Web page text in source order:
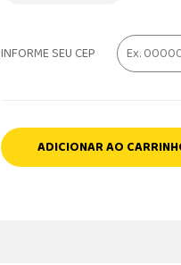
INFORME SEU CEP
ADICIONAR AO